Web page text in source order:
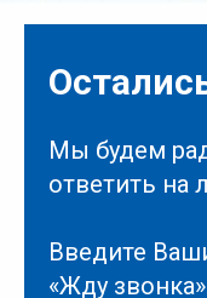
Мы будем
ответить
Введите
«Жду